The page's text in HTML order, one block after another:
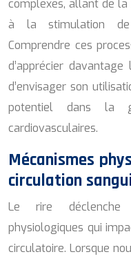
complexes, allant de la
à la stimulation de
Comprendre ces
d’apprécier
d’envisager son
potentiel dans la
cardiovasculaires.
Mécanismes
circulation
Le rire déclenche
physiologiques qui
circulatoire. Lorsque